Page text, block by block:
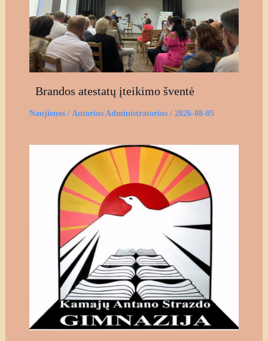
Brandos atestatų įteikimo šventė
Naujienos/ Autorius Administratorius / 2026-08-05